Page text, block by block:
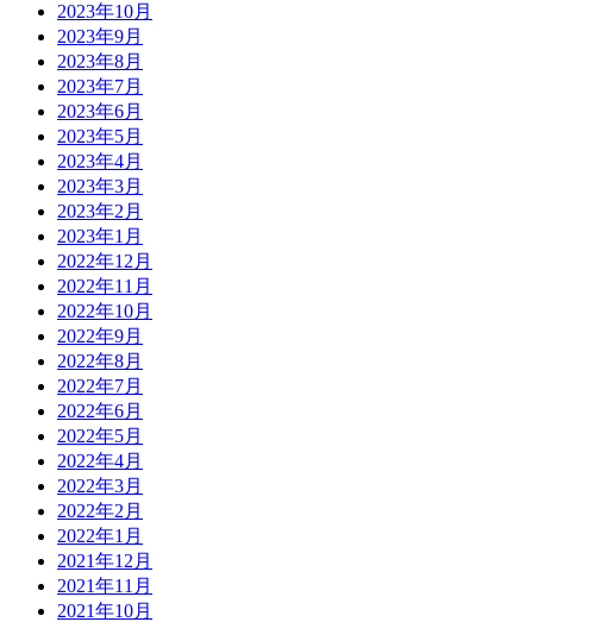
2023年10月
2023年9月
2023年8月
2023年7月
2023年6月
2023年5月
2023年4月
2023年3月
2023年2月
2023年1月
2022年12月
2022年11月
2022年10月
2022年9月
2022年8月
2022年7月
2022年6月
2022年5月
2022年4月
2022年3月
2022年2月
2022年1月
2021年12月
2021年11月
2021年10月